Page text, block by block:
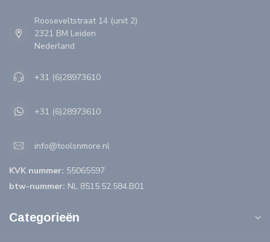
Rooseveltstraat 14 (unit 2)
2321 BM Leiden
Nederland
+31 (6)28973610
+31 (6)28973610
info@toolsnmore.nl
KVK nummer: 55065597
btw-nummer: NL 8515.52.584.B01
Categorieën